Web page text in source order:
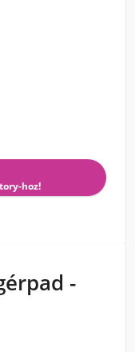
hoz!
-